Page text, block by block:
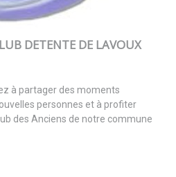
DETENTE DE LAVOUX
à partager des moments
personnes et à profiter
des Anciens de notre commune